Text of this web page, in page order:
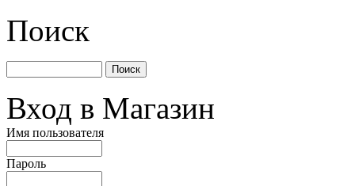
Поиск
Вход в Магазин
Имя пользователя
Пароль